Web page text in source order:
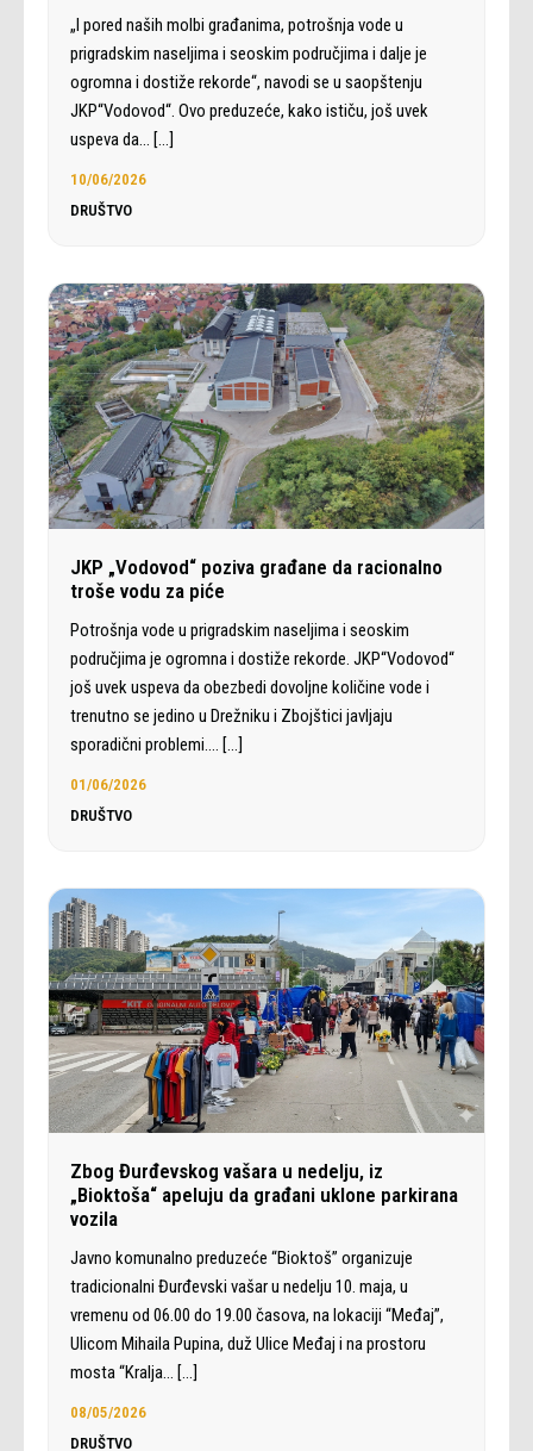
„I pored naših molbi građanima, potrošnja vode u
prigradskim naseljima i seoskim područjima i dalje je
ogromna i dostiže rekorde“, navodi se u saopštenju
JKP“Vodovod“. Ovo preduzeće, kako ističu, još uvek
uspeva da… […]
10/06/2026
DRUŠTVO
JKP „Vodovod“ poziva građane da racionalno
troše vodu za piće
Potrošnja vode u prigradskim naseljima i seoskim
područjima je ogromna i dostiže rekorde. JKP“Vodovod“
još uvek uspeva da obezbedi dovoljne količine vode i
trenutno se jedino u Drežniku i Zbojštici javljaju
sporadični problemi.… […]
01/06/2026
DRUŠTVO
Zbog Đurđevskog vašara u nedelju, iz
„Bioktoša“ apeluju da građani uklone parkirana
vozila
Javno komunalno preduzeće “Bioktoš” organizuje
tradicionalni Đurđevski vašar u nedelju 10. maja, u
vremenu od 06.00 do 19.00 časova, na lokaciji “Međaj”,
Ulicom Mihaila Pupina, duž Ulice Međaj i na prostoru
mosta “Kralja… […]
08/05/2026
DRUŠTVO